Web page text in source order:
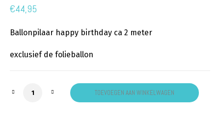
€44,95
Ballonpilaar happy birthday ca 2 meter
exclusief de folieballon
Ballonpilaar happy birthday aantal
TOEVOEGEN AAN WINKELWAGEN